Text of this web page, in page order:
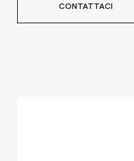
CONTATTACI